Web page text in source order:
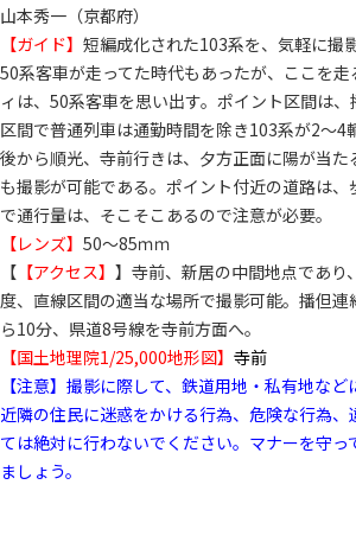
山本秀一（京都府）
【ガイド】 短編成化された103系を、気軽に撮
50系客車が走ってた時代もあったが、ここを
ィは、50系客車を思い出す。ポイント区間は
区間で普通列車は通勤時間を除き103系が2～4
後から順光、寺前行きは、夕方正面に陽が当た
も撮影が可能である。ポイント付近の道路は
で通行量は、そこそこあるので注意が必要。
【レンズ】 50～85ｍｍ
【 【アクセス】 】寺前、新居の中間地点であり
度、直線区間の適当な場所で撮影可能。播但
ら10分、県道8号線を寺前方面へ。
【国土地理院1/25,000地形図】 寺前
【注意】撮影に際して、鉄道用地・私有地など
近隣の住民に迷惑をかける行為、危険な行為
ては絶対に行わないでください。マナーを守っ
ましょう。